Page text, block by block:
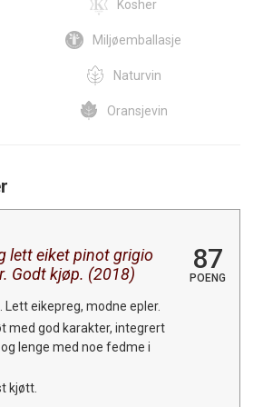
Kosher
Miljøemballasje
Naturvin
Oransjevin
lett eiket pinot grigio
Godt kjøp. (2018)
87
POENG
Lett eikepreg, modne epler.
med god karakter, integrert
lenge med noe fedme i
kjøtt.